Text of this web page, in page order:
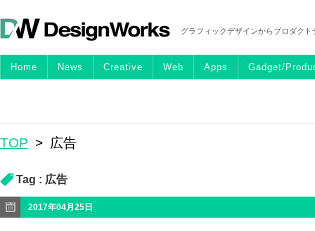
グラフィックデザインからプロダク
Home News Creative Web Apps Gadget/
TOP > 広告
Tag : 広告
2017年04月25日